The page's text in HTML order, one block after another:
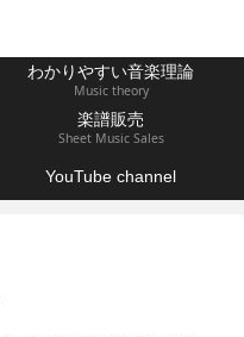
わかりやすい音楽理論
Music theory
楽譜販売
Sheet Music Sales
YouTube channel